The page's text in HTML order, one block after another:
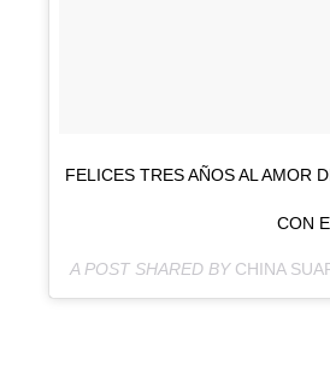
FELICES TRES AÑOS AL AMOR
CON
A POST SHARED BY CHINA